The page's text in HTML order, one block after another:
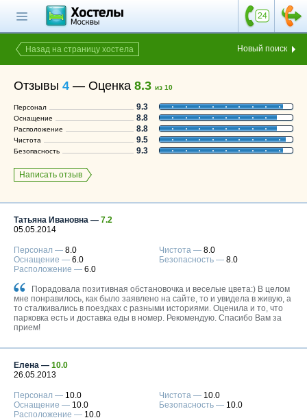
Назад на страницу хостела Новый поиск
Отзывы 4 — Оценка 8.3 из 10
Персонал 9.3
Оснащение 8.8
Расположение 8.8
Чистота 9.5
Безопасность 9.3
Написать отзыв
Татьяна Ивановна — 7.2
05.05.2014
Персонал — 8.0
Оснащение — 6.0
Расположение — 6.0
Чистота — 8.0
Безопасность — 8.0
Порадовала позитивная обстановочка и веселые цвета:) В целом
мне понравилось, как было заявлено на сайте, то и увидела в живую, а
то сталкивались в поездках с разными историями. Оценила и то, что
парковка есть и доставка еды в номер. Рекомендую. Спасибо Вам за
прием!
Елена — 10.0
26.05.2013
Персонал — 10.0
Оснащение — 10.0
Расположение — 10.0
Чистота — 10.0
Безопасность — 10.0
Главная страница
Поиск хостела
хостелах
Каталог хостелов
Контакты
в социальных сетях
8 (800) 222-58-32
Москва
+7 (495) 646-74-40
+7 (812) 418-22-18